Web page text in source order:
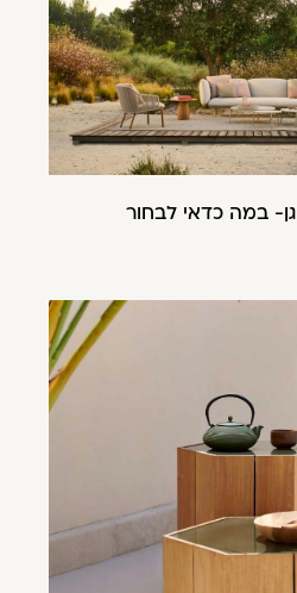
במה כדאי לבחור